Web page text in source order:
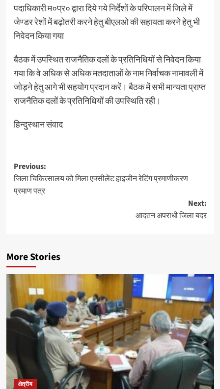
पदाधिकारी म०प्र० द्वारा दिये गये निर्देशों के परिपालन में जिले में
जेण्डर रेशों में बढ़ोतरी करने हेतु बीएलओ की सहायता करने हेतु भी
निवेदन किया गया
बैठक में उपस्थित राजनैतिक दलों के प्रतिनिधियों से निवेदन किया
गया कि वे अधिक से अधिक मतदाताओं के नाम निर्वाचक नामावली में
जोड़ने हेतु आगे भी सहयोग प्रदान करें। बैठक में सभी मान्यता प्राप्त
राजनैतिक दलों के प्रतिनिधियों की उपस्थिति रही।
हिन्दुस्थान संवाद
Post
navigation
Previous:
जिला चिकित्सालय को मिला एक्सीलेंट हाइजीन रेटिंग प्रमाणीकरण
प्रमाण पत्र
Next:
आदतन अपराधी जिला बदर
More Stories
क्षेत्रीय